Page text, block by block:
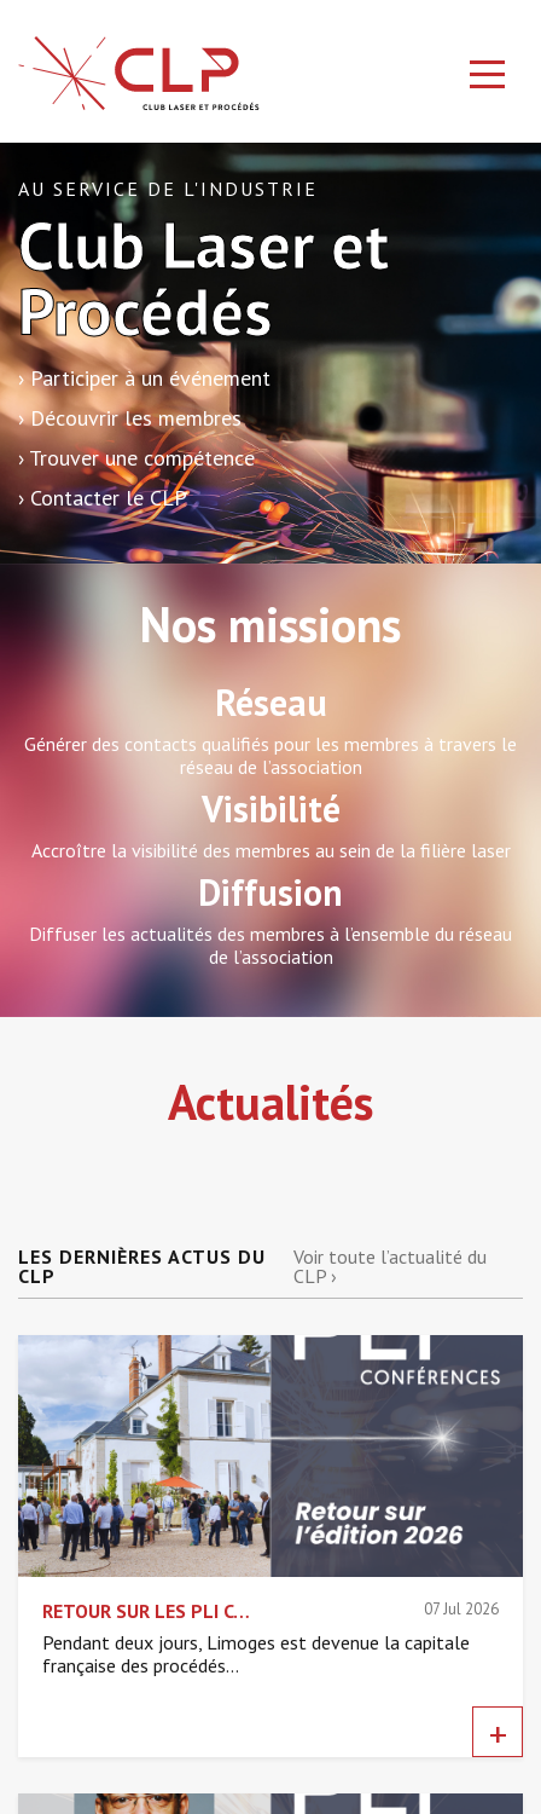
AU SERVICE DE L'INDUSTRIE
Club Laser et
Procédés
› Participer à un événement
› Découvrir les membres
› Trouver une compétence
› Contacter le CLP
Nos missions
Réseau
Générer des contacts qualifiés pour les membres à travers le
réseau de l’association
Visibilité
Accroître la visibilité des membres au sein de la filière laser
Diffusion
Diffuser les actualités des membres à l’ensemble du réseau
de l’association
Actualités
LES DERNIÈRES ACTUS DU
CLP
Voir toute l’actualité du
CLP ›
RETOUR SUR LES PLI CONFÉRENCES 2026 ! 07 Jul 2026
Pendant deux jours, Limoges est devenue la capitale
française des procédés...
+